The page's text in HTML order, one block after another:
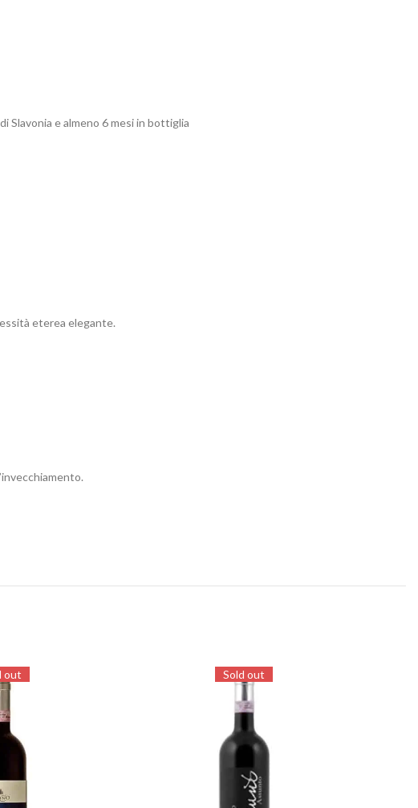
Slavonia e almeno 6 mesi in bottiglia
eterea elegante.
out Sold out